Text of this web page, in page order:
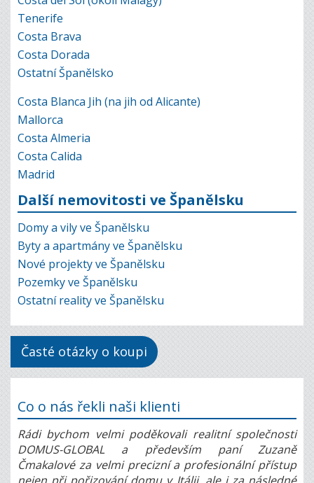
Tenerife
Costa Brava
Costa Dorada
Ostatní Španělsko
Costa Blanca Jih (na jih od Alicante)
Mallorca
Costa Almeria
Costa Calida
Madrid
Další nemovitosti ve Španělsku
Domy a vily ve Španělsku
Byty a apartmány ve Španělsku
Nové projekty ve Španělsku
Pozemky ve Španělsku
Ostatní reality ve Španělsku
Časté otázky o koupi
Co o nás řekli naši klienti
Rádi bychom velmi poděkovali realitní společnosti
DOMUS-GLOBAL a především paní Zuzaně
Čmakalové za velmi precizní a profesionální přístup